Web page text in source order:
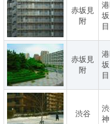
赤坂見
附
目
赤坂見
附
目
渋谷